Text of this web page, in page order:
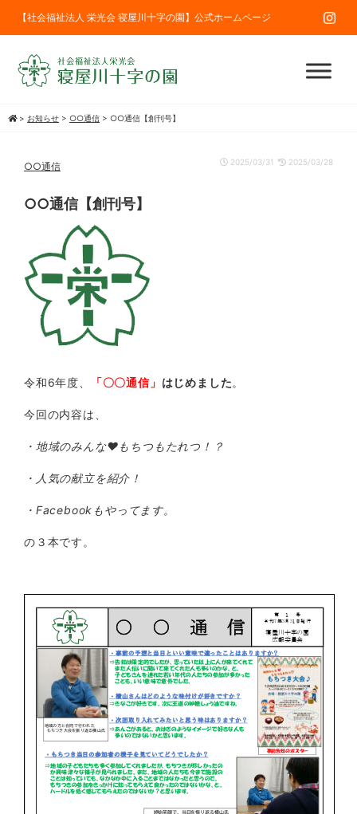
【社会福祉法人 栄光会 寝屋川十字の園】公式ホームページ
> お知らせ > ○○通信 > ○○通信【創刊号】
○○通信 2025/03/31 2025/03/28
○○通信【創刊号】
令和6年度、 「〇〇通信」 はじめました。
今回の内容は、
・地域のみんな♥もちつもたれつ！？
・人気の献立を紹介！
・Facebookもやってます。
の３本です。